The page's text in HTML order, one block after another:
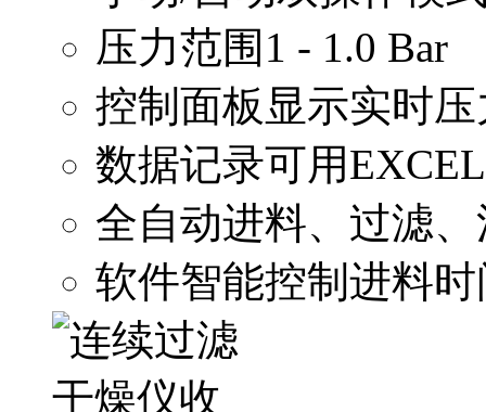
压力范围1 - 1.0 Bar
控制面板显示实时压
数据记录可用
全自动进料、过滤
软件智能控制进料